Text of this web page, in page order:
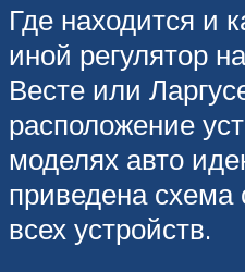
Где находится и
иной регулятор
Весте или
расположение
моделях авто
приведена схема
всех устройств.